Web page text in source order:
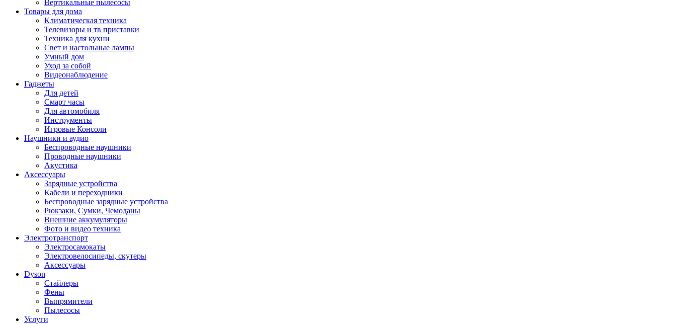
Вертикальные пылесосы
Товары для дома
Климатическая техника
Телевизоры и тв приставки
Техника для кухни
Свет и настольные лампы
Умный дом
Уход за собой
Видеонаблюдение
Гаджеты
Для детей
Смарт часы
Для автомобиля
Инструменты
Игровые Консоли
Наушники и аудио
Беспроводные наушники
Проводные наушники
Акустика
Аксессуары
Зарядные устройства
Кабели и переходники
Беспроводные зарядные устройства
Рюкзаки, Сумки, Чемоданы
Внешние аккумуляторы
Фото и видео техника
Электротранспорт
Электросамокаты
Электровелосипеды, скутеры
Аксессуары
Dyson
Стайлеры
Фены
Выпрямители
Пылесосы
Услуги